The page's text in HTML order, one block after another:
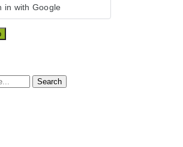
in with Google